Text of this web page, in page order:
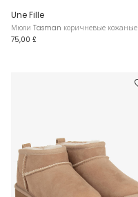
Une Fille
Мюли Tasman коричневые кожаные
75,00 £